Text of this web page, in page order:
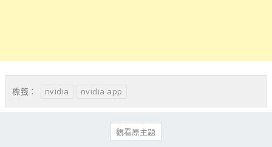
標籤： nvidia nvidia app
觀看原主題